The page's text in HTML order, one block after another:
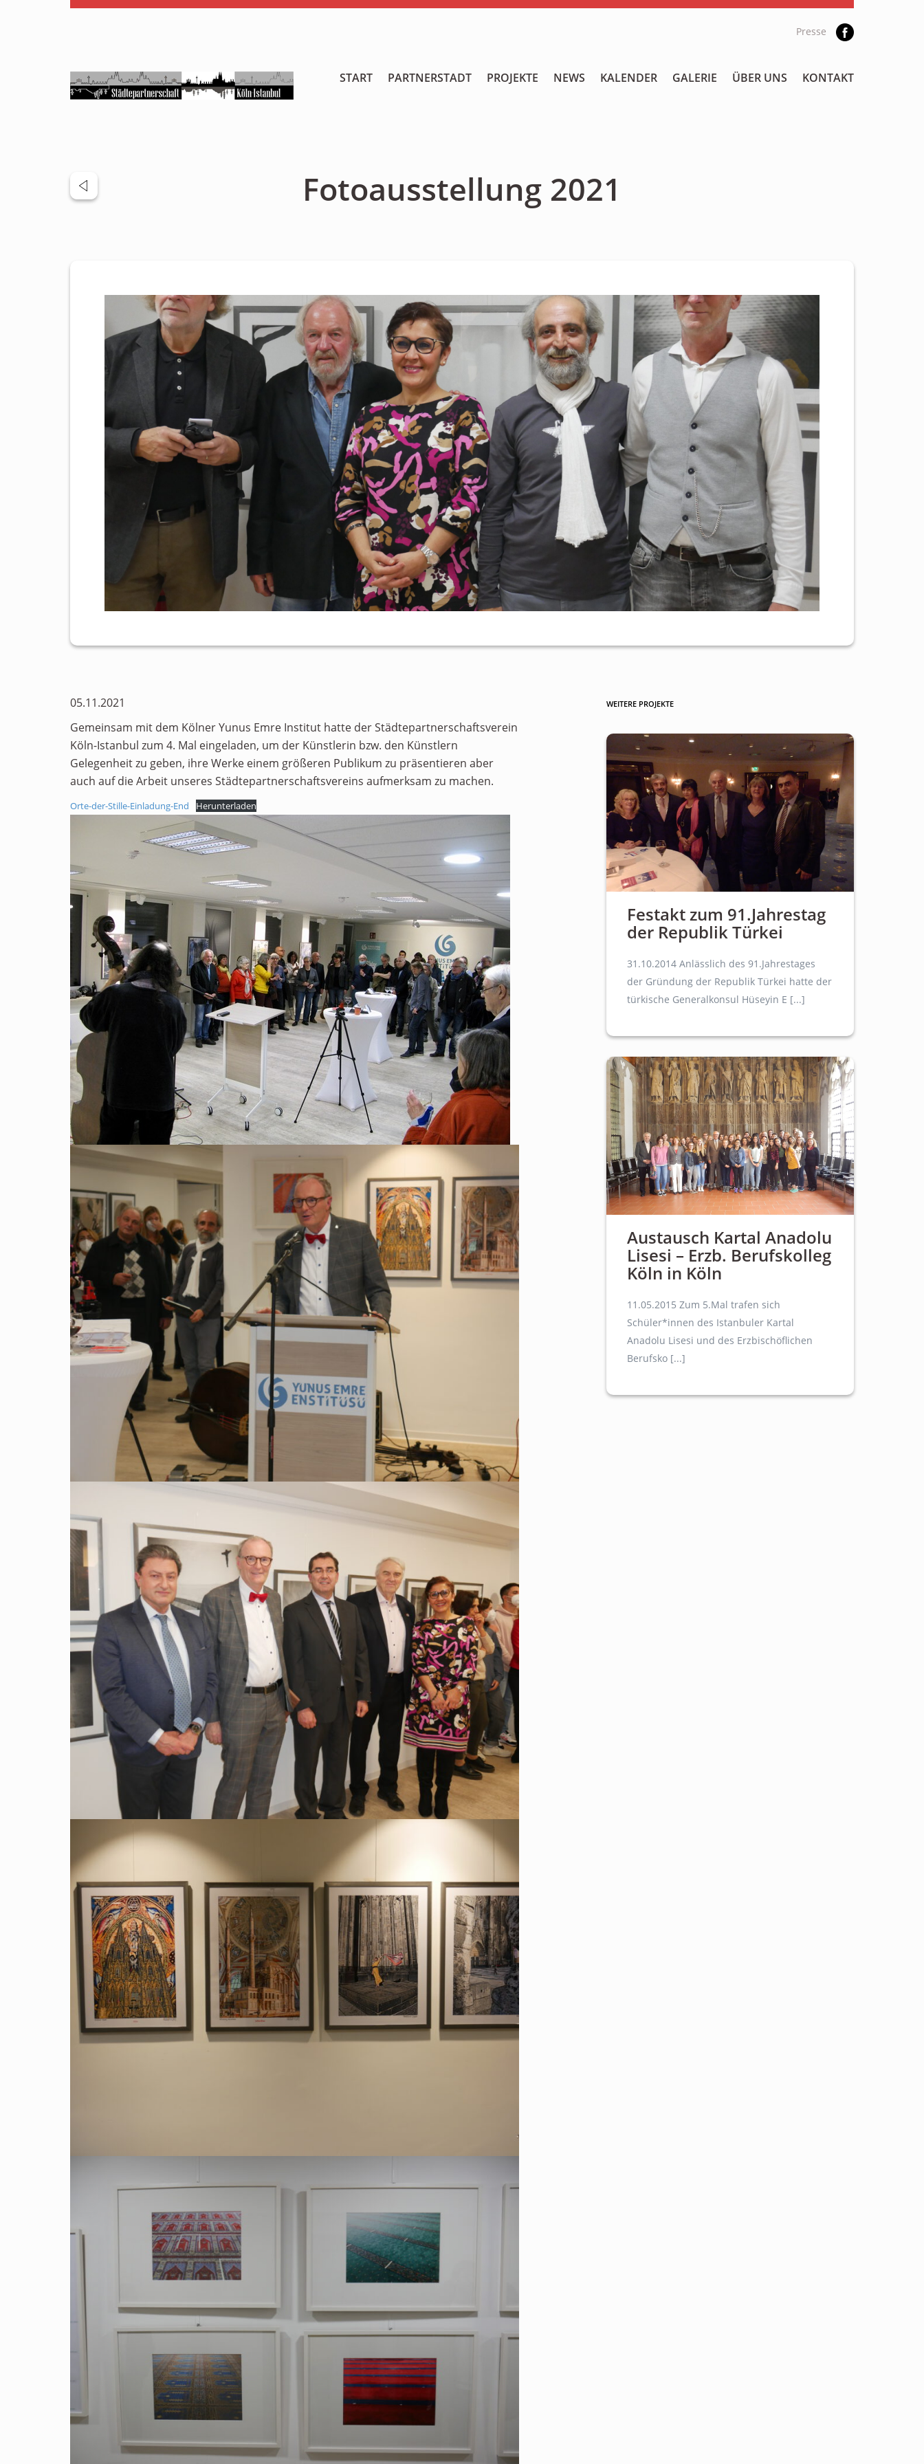
Presse
START PARTNERSTADT PROJEKTE NEWS KALENDER GALERIE ÜBER UNS KONTAKT
Fotoausstellung 2021
05.11.2021
Gemeinsam mit dem Kölner Yunus Emre Institut hatte der Städtepartnerschaftsverein
Köln-Istanbul zum 4. Mal eingeladen, um der Künstlerin bzw. den Künstlern
Gelegenheit zu geben, ihre Werke einem größeren Publikum zu präsentieren aber
auch auf die Arbeit unseres Städtepartnerschaftsvereins aufmerksam zu machen.
Orte-der-Stille-Einladung-End Herunterladen
WEITERE PROJEKTE
Festakt zum 91.Jahrestag
der Republik Türkei
31.10.2014 Anlässlich des 91.Jahrestages
der Gründung der Republik Türkei hatte der
türkische Generalkonsul Hüseyin E [...]
Austausch Kartal Anadolu
Lisesi – Erzb. Berufskolleg
Köln in Köln
11.05.2015 Zum 5.Mal trafen sich
Schüler*innen des Istanbuler Kartal
Anadolu Lisesi und des Erzbischöflichen
Berufsko [...]
KALENDER
ÜBER UNS
Personen
Mitglied werden
Links & Downloads
Satzung
Unsere Spender/Sponsoren
KONTAKT